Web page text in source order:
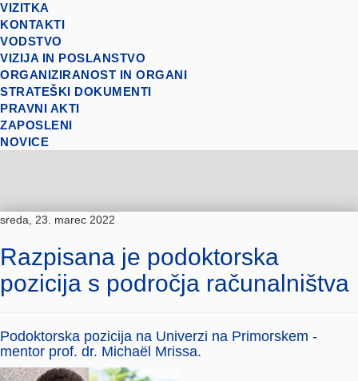
VIZITKA
KONTAKTI
VODSTVO
VIZIJA IN POSLANSTVO
ORGANIZIRANOST IN ORGANI
STRATEŠKI DOKUMENTI
PRAVNI AKTI
ZAPOSLENI
NOVICE
sreda, 23. marec 2022
Razpisana je podoktorska
pozicija s področja računalništva
Podoktorska pozicija na Univerzi na Primorskem -
mentor prof. dr. Michaël Mrissa.